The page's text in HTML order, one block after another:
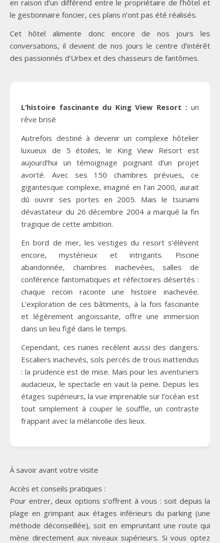
en raison d’un différend entre le propriétaire de l’hôtel et
le gestionnaire foncier, ces plans n’ont pas été réalisés.
Cet hôtel alimente donc encore de nos jours les
conversations, il devient de nos jours le centre d’intérêt
des passionnés d’Urbex et des chasseurs de fantômes.
L’histoire fascinante du King View Resort : un
rêve brisé
Autrefois destiné à devenir un complexe hôtelier
luxueux de 5 étoiles, le King View Resort est
aujourd’hui un témoignage poignant d’un projet
avorté. Avec ses 150 chambres prévues, ce
gigantesque complexe, imaginé en l’an 2000, aurait
dû ouvrir ses portes en 2005. Mais le tsunami
dévastateur du 26 décembre 2004 a marqué la fin
tragique de cette ambition.
En bord de mer, les vestiges du resort s’élèvent
encore, mystérieux et intrigants. Piscine
abandonnée, chambres inachevées, salles de
conférence fantomatiques et réfectoires désertés :
chaque recoin raconte une histoire inachevée.
L’exploration de ces bâtiments, à la fois fascinante
et légèrement angoissante, offre une immersion
dans un lieu figé dans le temps.
Cependant, ces ruines recèlent aussi des dangers.
Escaliers inachevés, sols percés de trous inattendus
: la prudence est de mise. Mais pour les aventuriers
audacieux, le spectacle en vaut la peine. Depuis les
étages supérieurs, la vue imprenable sur l’océan est
tout simplement à couper le souffle, un contraste
frappant avec la mélancolie des lieux.
À savoir avant votre visite
Accès et conseils pratiques :
Pour entrer, deux options s’offrent à vous : soit depuis la
plage en grimpant aux étages inférieurs du parking (une
méthode déconseillée), soit en empruntant une route qui
mène directement aux niveaux supérieurs. Si vous optez